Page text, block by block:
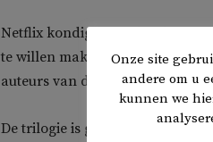
Netflix kondigde eerder deze
te willen maken, die zal worden
auteurs van de HBO-serie Game
De trilogie is geschreven door
Onze site
andere om u
kunnen we